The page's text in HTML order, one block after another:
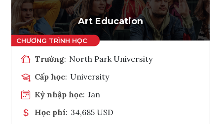
Tham vấn Interlink
Art Education
Trường: North Park University
Cấp học: University
Kỳ nhập học: Jan
Học phí: 34,685 USD